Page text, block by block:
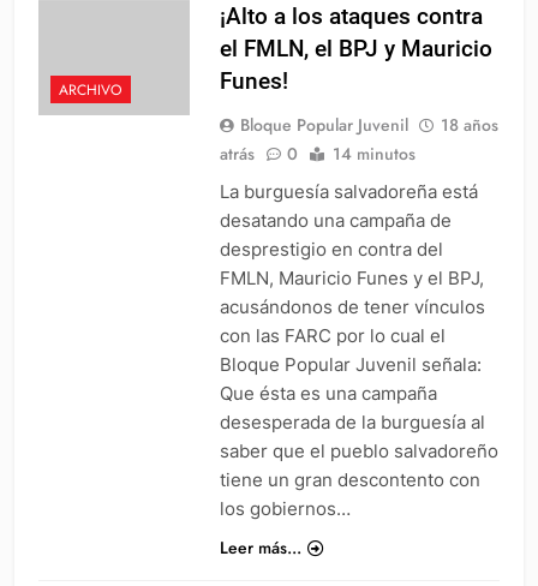
ARCHIVO
¡Alto a los ataques contra
el FMLN, el BPJ y Mauricio
Funes!
Bloque Popular Juvenil
18 años
atrás
0 14 minutos
La burguesía salvadoreña está
desatando una campaña de
desprestigio en contra del
FMLN, Mauricio Funes y el BPJ,
acusándonos de tener vínculos
con las FARC por lo cual el
Bloque Popular Juvenil señala:
Que ésta es una campaña
desesperada de la burguesía al
saber que el pueblo salvadoreño
tiene un gran descontento con
los gobiernos…
Leer más...